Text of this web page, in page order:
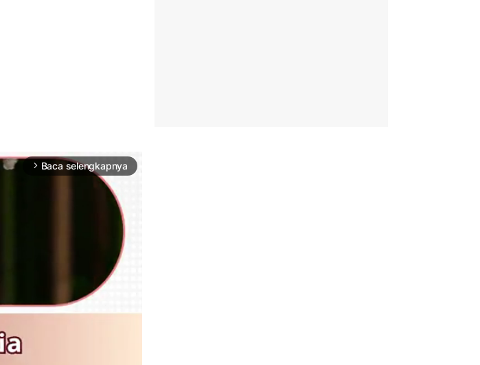
arrow_forward_ios Baca selengkapnya